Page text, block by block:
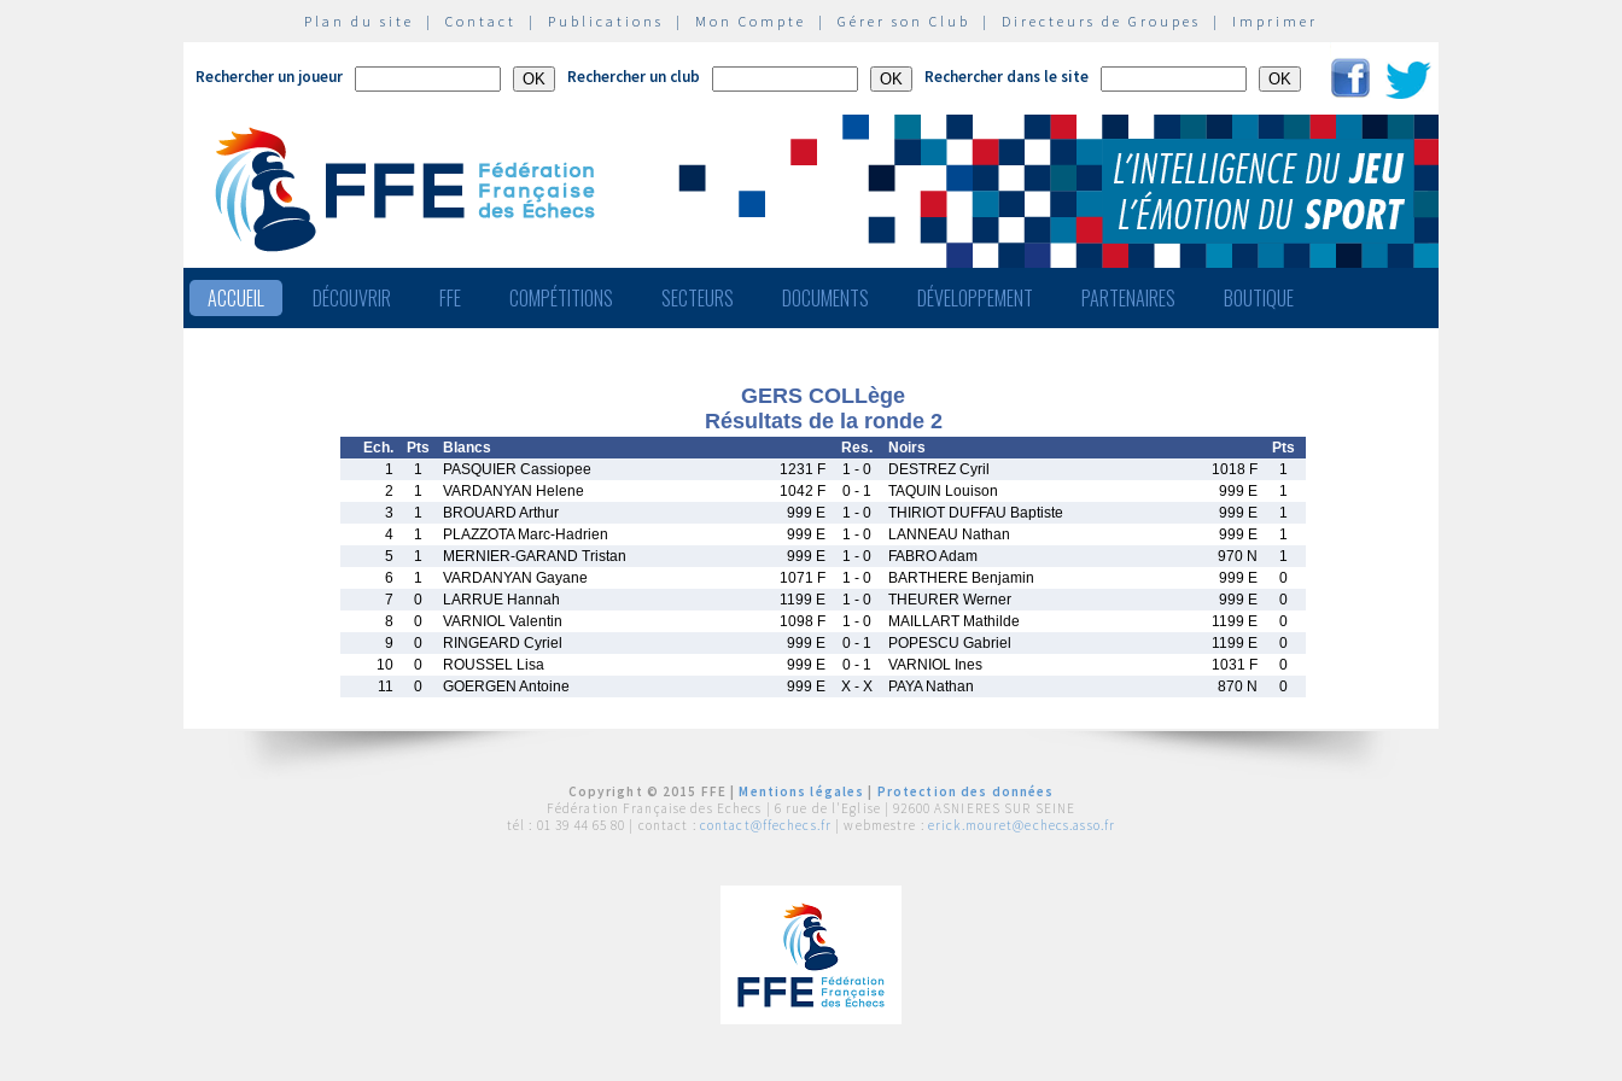
Plan du site | Contact | Publications | Mon Compte | Gérer son Club | Directeurs de Groupes | Imprimer
Rechercher un joueur Rechercher un club Rechercher dans le site
ACCUEIL DÉCOUVRIR FFE COMPÉTITIONS SECTEURS DOCUMENTS DÉVELOPPEMENT PARTENAIRES BOUTIQUE
GERS COLLège
Résultats de la ronde 2
Ech. Pts Blancs Res. Noirs
Pts
1
1 PASQUIER Cassiopee 1231 F 1 - 0 DESTREZ Cyril 1018 F
1
2
1 VARDANYAN Helene 1042 F 0 - 1 TAQUIN Louison 999 E
1
3
1 BROUARD Arthur 999 E 1 - 0 THIRIOT DUFFAU Baptiste 999 E
1
4
1 PLAZZOTA Marc-Hadrien 999 E 1 - 0 LANNEAU Nathan 999 E
1
5
1 MERNIER-GARAND Tristan 999 E 1 - 0 FABRO Adam 970 N
1
6
1 VARDANYAN Gayane 1071 F 1 - 0 BARTHERE Benjamin 999 E
0
7
0 LARRUE Hannah 1199 E 1 - 0 THEURER Werner 999 E
0
8
0 VARNIOL Valentin 1098 F 1 - 0 MAILLART Mathilde 1199 E
0
9
0 RINGEARD Cyriel 999 E 0 - 1 POPESCU Gabriel 1199 E
0
10
0 ROUSSEL Lisa 999 E 0 - 1 VARNIOL Ines 1031 F
0
11
0 GOERGEN Antoine 999 E X - X PAYA Nathan 870 N 0
Copyright © 2015 FFE |Mentions légales
Protection des données
Fédération Française des Echecs | 6 rue de l'Eglise | 92600 ASNIERES SUR SEINE
tél : 01 39 44 65 80 | contact : contact@ffechecs.fr | webmestre : erick.mouret@echecs.asso.fr